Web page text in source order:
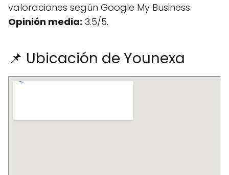
valoraciones según Google My Business.
Opinión media: 3.5/5.
📌 Ubicación de Younexa